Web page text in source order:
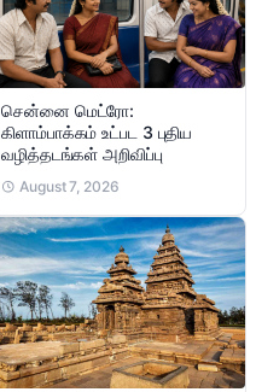
சென்னை மெட்ரோ:
கிளாம்பாக்கம் உட்பட 3 புதிய
வழித்தடங்கள் அறிவிப்பு
August 7, 2026